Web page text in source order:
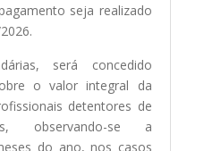
seja realizado
será concedido
o valor integral da
detentores de
observando-se a
do ano, nos casos